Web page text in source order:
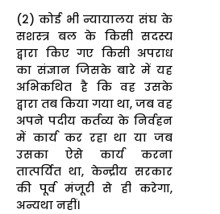
(2) कोई भी न्यायालय संघ के
सशस्त्र बल के किसी सदस्य
द्वारा किए गए किसी अपराध
का संज्ञान जिसके बारे में यह
अभिकथित है कि वह उसके
द्वारा तब किया गया था, जब वह
अपने पदीय कर्तव्य के निर्वहन
में कार्य कर रहा था या जब
उसका ऐसे कार्य करना
तात्पर्यित था, केन्द्रीय सरकार
की पूर्व मंजूरी से ही करेगा,
अन्यथा नहीं।